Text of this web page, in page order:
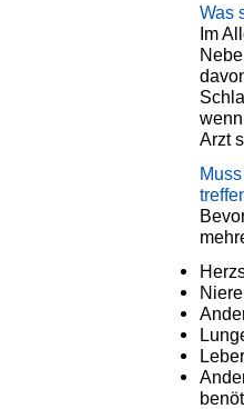
Was
Im
Arzt